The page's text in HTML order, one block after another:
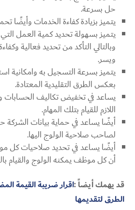
حل بسرعة.
يتميز بزيادة كفاءة الخدمات
يتميز بسهولة تحديد كمية العمل
وبالتالي التأكد من تحديد فعالية
ويسر.
يتميز بسرعة التسجيل به وامكانية
بعكس الطرق التقليدية المعتادة.
يساعد في تخفيض تكاليف
اللازم للقيام بتلك المهام.
أيضًا يساعد في حماية بيانات الشركة
لصاحب صلاحية الولوج اليها.
أيضًا يساعد في تحديد صلاحيات كل
أن كل موظف يمكنه الولوج والقيام
قد يهمك أيضاً :اقرار ضريبة القيمة
الطرق لتقديمها